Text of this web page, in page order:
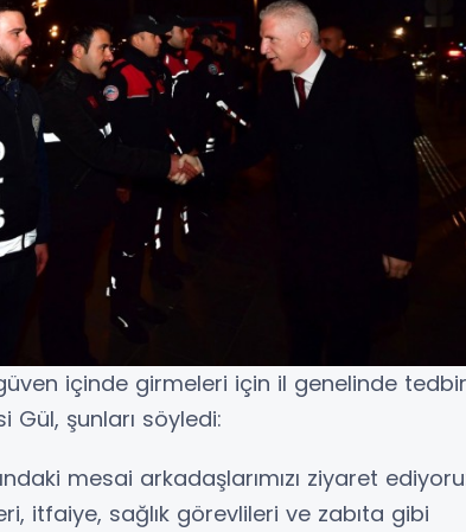
içinde girmeleri için il genelinde tedbir
Gül, şunları söyledi:
mesai arkadaşlarımızı ziyaret
itfaiye, sağlık görevlileri ve zabıta gibi